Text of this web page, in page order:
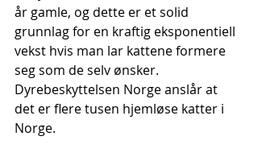
år gamle, og dette er et solid
grunnlag for en kraftig eksponentiell
vekst hvis man lar kattene formere
seg som de selv ønsker.
Dyrebeskyttelsen Norge anslår at
det er flere tusen hjemløse katter i
Norge.